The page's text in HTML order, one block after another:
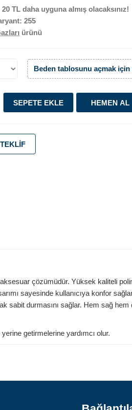
20 TL daha uyguna almış olacaksınız!
255
ürünü
Beden tablosunu açmak için
SEPETE EKLE HEMEN AL
çözümüdür. Yüksek kaliteli
sayesinde kullanıcıya konfor
durmasını sağlar. Hem sağ hem
getirmelerine yardımcı olur.